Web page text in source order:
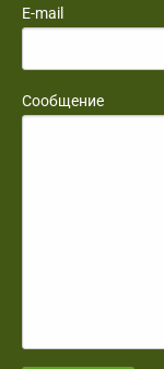
E-mail
Сообщение